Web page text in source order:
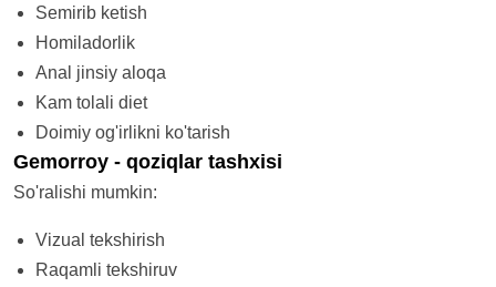
Semirib ketish
Homiladorlik
Anal jinsiy aloqa
Kam tolali diet
Doimiy og'irlikni ko'tarish
Gemorroy - qoziqlar tashxisi
So'ralishi mumkin:
Vizual tekshirish
Raqamli tekshiruv